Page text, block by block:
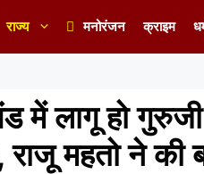
राज्य मनोरंजन क्राइम
लागू हो गुरुजी
महतो ने की